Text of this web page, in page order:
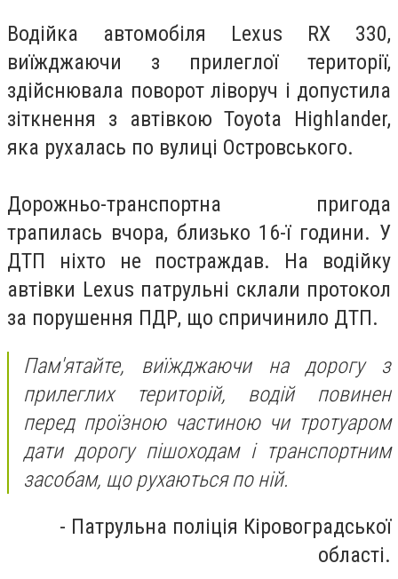
Водійка автомобіля Lexus RX 330,
виїжджаючи з прилеглої території,
здійснювала поворот ліворуч і допустила
зіткнення з автівкою Toyota Highlander,
яка рухалась по вулиці Островського.
Дорожньо-транспортна пригода
трапилась вчора, близько 16-ї години. У
ДТП ніхто не постраждав. На водійку
автівки Lexus патрульні склали протокол
за порушення ПДР, що спричинило ДТП.
Пам'ятайте, виїжджаючи на дорогу з
прилеглих територій, водій повинен
перед проїзною частиною чи тротуаром
дати дорогу пішоходам і транспортним
засобам, що рухаються по ній.
- Патрульна поліція Кіровоградської
області.